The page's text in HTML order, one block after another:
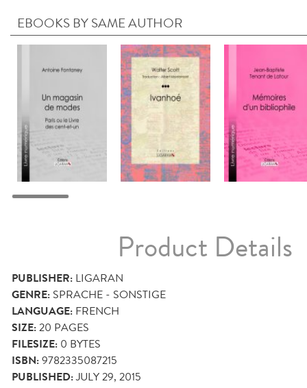
EBOOKS BY SAME AUTHOR
Product Details
PUBLISHER: LIGARAN
GENRE: SPRACHE - SONSTIGE
LANGUAGE: FRENCH
SIZE:20 PAGES
FILESIZE: 0 BYTES
ISBN:9782335087215
PUBLISHED:JULY 29, 2015